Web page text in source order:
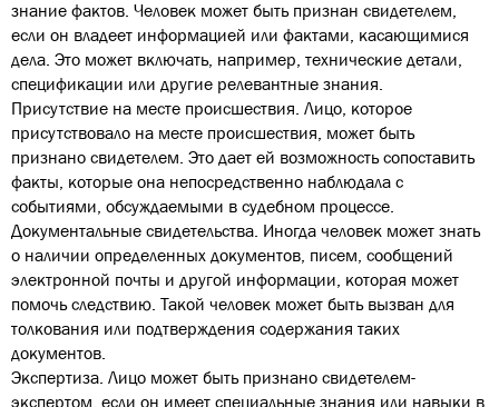
знание фактов. Человек может быть признан свидетелем,
если он владеет информацией или фактами, касающимися
дела. Это может включать, например, технические детали,
спецификации или другие релевантные знания.
Присутствие на месте происшествия. Лицо, которое
присутствовало на месте происшествия, может быть
признано свидетелем. Это дает ей возможность сопоставить
факты, которые она непосредственно наблюдала с
событиями, обсуждаемыми в судебном процессе.
Документальные свидетельства. Иногда человек может знать
о наличии определенных документов, писем, сообщений
электронной почты и другой информации, которая может
помочь следствию. Такой человек может быть вызван для
толкования или подтверждения содержания таких
документов.
Экспертиза. Лицо может быть признано свидетелем-
экспертом, если он имеет специальные знания или навыки в